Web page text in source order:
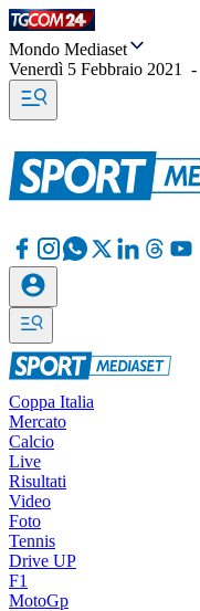
Mondo Mediaset
Venerdì 5 Febbraio 2021
-
Coppa Italia
Mercato
Calcio
Live
Risultati
Video
Foto
Tennis
Drive UP
F1
MotoGp